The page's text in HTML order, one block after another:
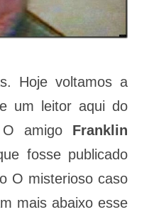
Hoje voltamos a
um leitor aqui do
amigo Franklin
fosse publicado
O misterioso caso
mais abaixo esse